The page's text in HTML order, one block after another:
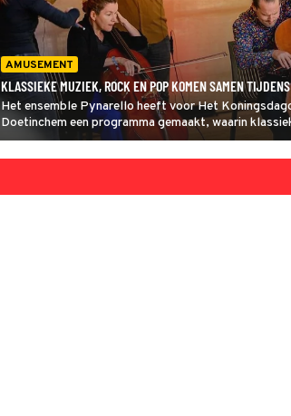
AMUSEMENT
KLASSIEKE MUZIEK, ROCK EN POP KOMEN SAMEN
Het ensemble Pynarello heeft voor Het
Doetinchem een programma gemaakt, waarin
verschillende culturen samenkomen. Ook jong